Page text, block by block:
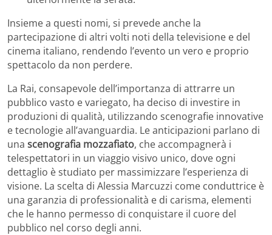
Insieme a questi nomi, si prevede anche la
partecipazione di altri volti noti della televisione e del
cinema italiano, rendendo l’evento un vero e proprio
spettacolo da non perdere.
La Rai, consapevole dell’importanza di attrarre un
pubblico vasto e variegato, ha deciso di investire in
produzioni di qualità, utilizzando scenografie innovative
e tecnologie all’avanguardia. Le anticipazioni parlano di
una scenografia mozzafiato, che accompagnerà i
telespettatori in un viaggio visivo unico, dove ogni
dettaglio è studiato per massimizzare l’esperienza di
visione. La scelta di Alessia Marcuzzi come conduttrice è
una garanzia di professionalità e di carisma, elementi
che le hanno permesso di conquistare il cuore del
pubblico nel corso degli anni.